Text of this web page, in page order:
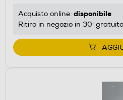
energetico
Youreko.
Acquisto online: disponibile
Ritiro in negozio in 30'